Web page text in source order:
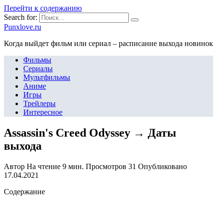
Перейти к содержанию
Search for:
Punxlove.ru
Когда выйдет фильм или сериал – расписание выхода новинок
Фильмы
Сериалы
Мультфильмы
Аниме
Игры
Трейлеры
Интересное
Assassin's Creed Odyssey → Даты
выхода
Автор На чтение 9 мин. Просмотров 31 Опубликовано
17.04.2021
Содержание